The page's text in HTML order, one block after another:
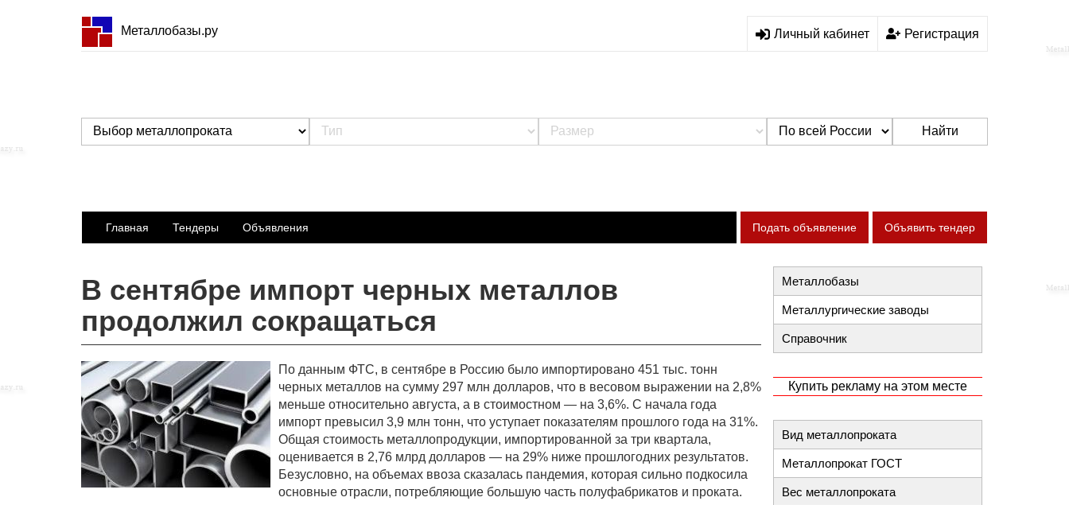
Металлобазы.ру Личный кабинет Регистрация
Найти
Главная Тендеры Объявления Подать объявление Объявить тендер
В сентябре импорт черных металлов
продолжил сокращаться
По данным ФТС, в сентябре в Россию было импортировано 451 тыс. тонн
черных металлов на сумму 297 млн долларов, что в весовом выражении на 2,8%
меньше относительно августа, а в стоимостном — на 3,6%. С начала года
импорт превысил 3,9 млн тонн, что уступает показателям прошлого года на 31%.
Общая стоимость металлопродукции, импортированной за три квартала,
оценивается в 2,76 млрд долларов — на 29% ниже прошлогодних результатов.
Безусловно, на объемах ввоза сказалась пандемия, которая сильно подкосила
основные отрасли, потребляющие большую часть полуфабрикатов и проката.
Металлобазы
Металлургические заводы
Справочник
Купить рекламу на этом месте
Вид металлопроката
Металлопрокат ГОСТ
Вес металлопроката